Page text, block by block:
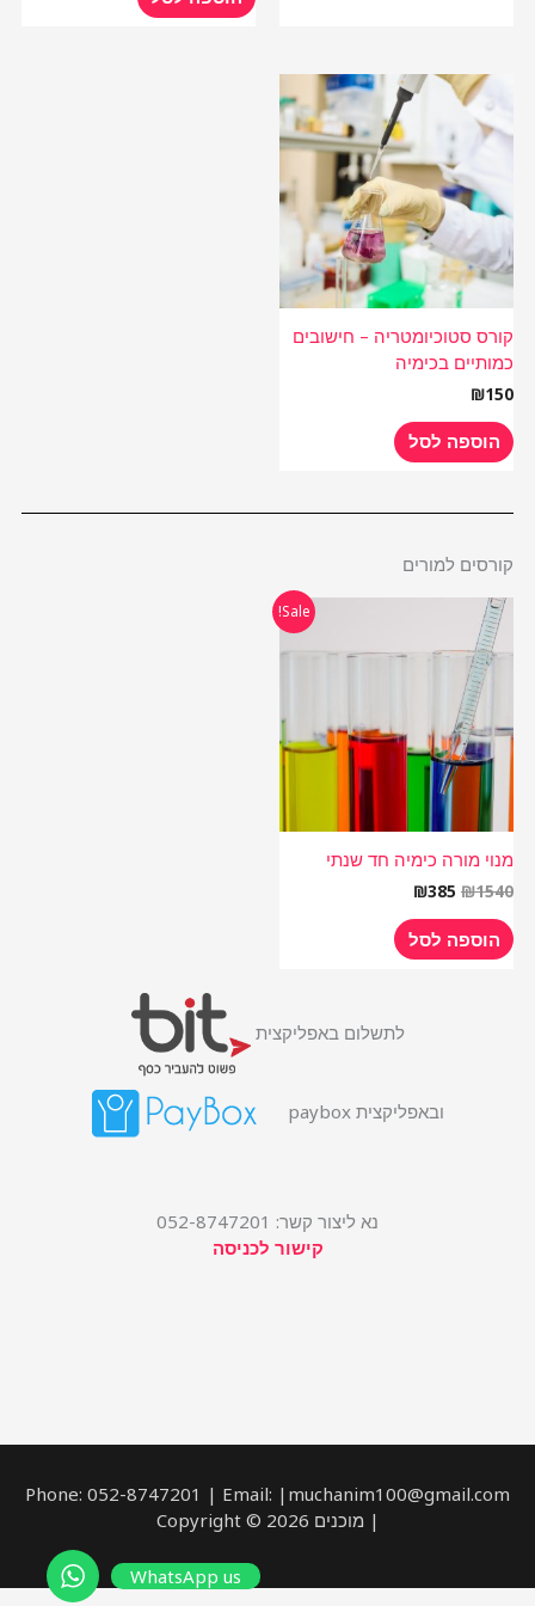
קורס סטוכיומטריה – חישובים
כמותיים בכימיה
₪150
הוספה לסל
קורסים למורים
Sale!
מנוי מורה כימיה חד שנתי
₪1540
היה:
₪385
הוספה לסל
לתשלום באפליקצית
ובאפליקצית paybox
נא ליצור קשר: 052-8747201
קישור לכניסה
Phone: 052-8747201 | Email: |muchanim100@gmail.com
| מוכנים Copyright © 2026
WhatsApp us